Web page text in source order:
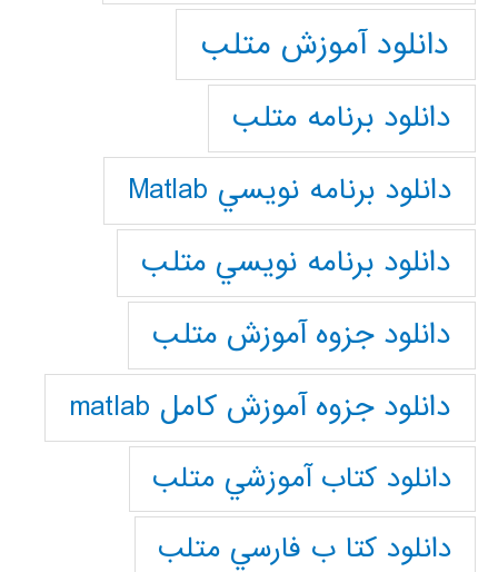
دانلود آموزش متلب
دانلود برنامه متلب
دانلود برنامه نويسي Matlab
دانلود برنامه نويسي متلب
دانلود جزوه آموزش متلب
دانلود جزوه آموزش کامل matlab
دانلود كتاب آموزشي متلب
دانلود كتا ب فارسي متلب